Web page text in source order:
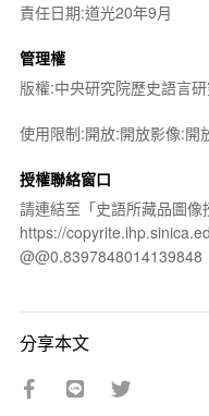
責任日期:道光20年9月
管理權
版權:中央研究院歷史語言
使用限制:開放:開放影像:開
授權聯絡窗口
請連結至「史語所藏品圖像
https://
@@0.8397848014139848
分享本文